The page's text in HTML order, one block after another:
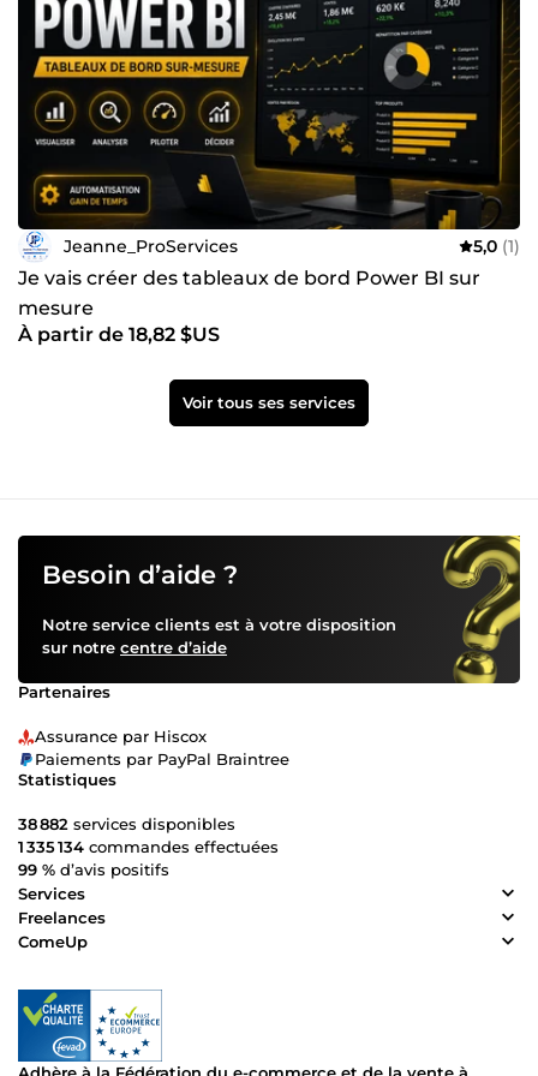
Jeanne_ProServices 5,0 (1)
Je vais créer des tableaux de bord Power BI sur
mesure
À partir de 18,82 $US
Voir tous ses services
Besoin d’aide ?
Notre service clients est à votre disposition
sur notre centre d’aide
Partenaires
Assurance par Hiscox
Paiements par PayPal Braintree
Statistiques
38 882 services disponibles
1 335 134 commandes effectuées
99 % d’avis positifs
Services
Freelances
ComeUp